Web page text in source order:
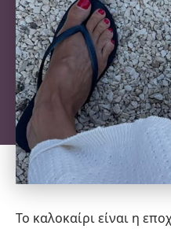
Το καλοκαίρι είναι η